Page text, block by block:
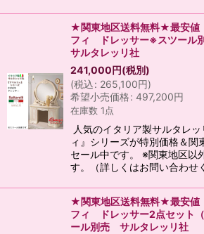
★関東地区送料無料★最安値
フィ ドレッサー※スツール別
サルタレッリ社
241,000円(税別)
(税込: 265,100円)
希望小売価格: 497,200円
在庫数 1点
人気のイタリア製サルタレ
ィ』シリーズが特別価格＆関
セール中です。 ※関東地区以
す。（詳しくはお問い合わ
★関東地区送料無料★最安値
フィ ドレッサー2点セット
ール別売 サルタレッリ社